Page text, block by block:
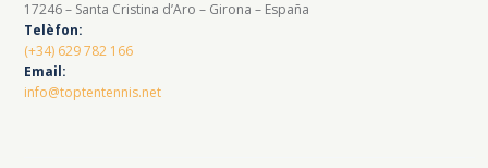
17246 – Santa Cristina d’Aro – Girona – España
Telèfon:
(+34) 629 782 166
Email:
info@toptentennis.net